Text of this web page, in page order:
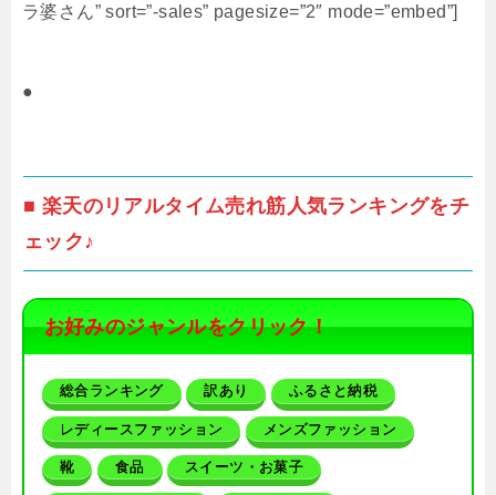
ラ婆さん” sort=”-sales” pagesize=”2″ mode=”embed”]
●
■ 楽天のリアルタイム売れ筋人気ランキングをチ
ェック♪
お好みのジャンルをクリック！
総合ランキング 訳あり ふるさと納税
レディースファッション メンズファッション
靴 食品 スイーツ・お菓子